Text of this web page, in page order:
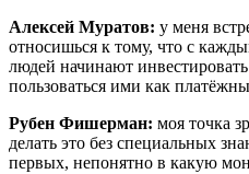
Алексей Муратов: у меня
относишься к тому, что с
людей начинают
пользоваться ими как
Рубен Фишерман: моя точка
делать это без специальных
первых, непонятно в какую